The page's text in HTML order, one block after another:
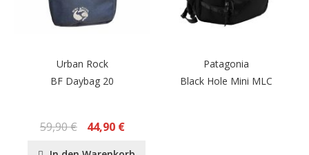
Urban Rock
BF Daybag 20
59,90 € 44,90 €
Patagonia
Black Hole Mini MLC